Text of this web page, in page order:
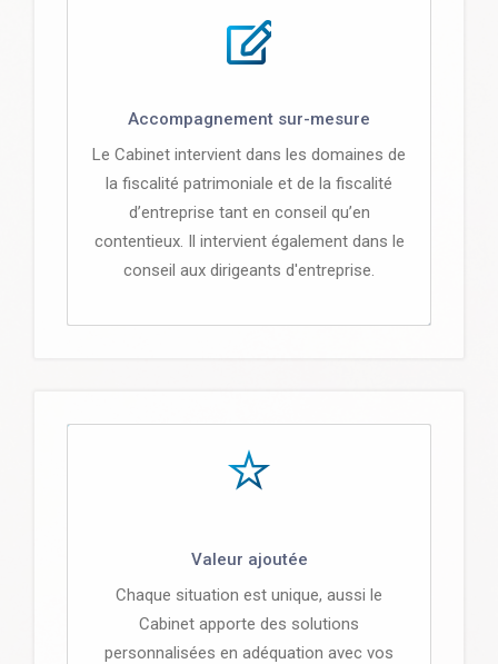
Accompagnement sur-mesure
Le Cabinet intervient dans les domaines de
la fiscalité patrimoniale et de la fiscalité
d’entreprise tant en conseil qu’en
contentieux. Il intervient également dans le
conseil aux dirigeants d'entreprise.
Valeur ajoutée
Chaque situation est unique, aussi le
Cabinet apporte des solutions
personnalisées en adéquation avec vos